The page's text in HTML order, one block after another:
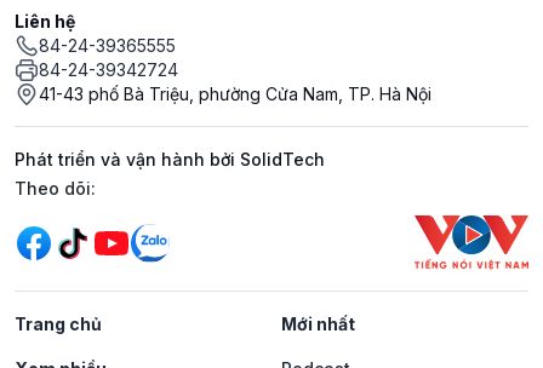
Liên hệ
84-24-39365555
84-24-39342724
41-43 phố Bà Triệu, phường Cửa Nam, TP. Hà Nội
Phát triển và vận hành bởi SolidTech
Mạng xã hội
Theo dõi:
Trang chủ Mới nhất